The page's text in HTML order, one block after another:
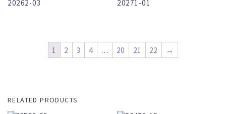
20262-03 20271-01
1 2 3 4 … 20 21 22 →
RELATED PRODUCTS